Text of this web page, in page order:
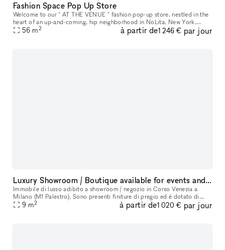
Fashion Space Pop Up Store
Welcome to our " AT THE VENUE " fashion pop-up store, nestled in the
heart of an up-and-coming, hip neighborhood in NoLita, New York,
where creativity thrives and style is celebrated. Located in a pr
56 m2 à partir de1 246 € par jour
Luxury Showroom / Boutique available for events and exhibitions
Immobile di lusso adibito a showroom / negozio in Corso Venezia a
Milano (M1 Palestro). Sono presenti finiture di pregio ed è dotato di
ogni comfort. Lo spazio è così composto: 2 sale espositive c
9 m2 à partir de1 020 € par jour